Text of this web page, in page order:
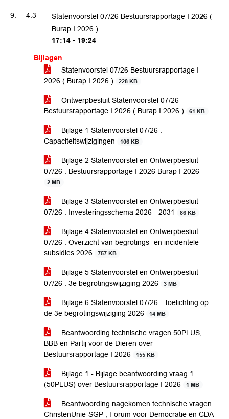
4.3
Statenvoorstel 07/26 Bestuursrapportage I 2026 (
Burap I 2026 )
17:14 - 19:24
Bijlagen
Statenvoorstel 07/26 Bestuursrapportage I
2026 ( Burap I 2026 )
228 KB
Ontwerpbesluit Statenvoorstel 07/26
Bestuursrapportage I 2026 ( Burap I 2026 )
61 KB
Bijlage 1 Statenvoorstel 07/26 :
Capaciteitswijzigingen
106 KB
Bijlage 2 Statenvoorstel en Ontwerpbesluit
07/26 : Bestuursrapportage I 2026 Burap I 2026
2 MB
Bijlage 3 Statenvoorstel en Ontwerpbesluit
07/26 : Investeringsschema 2026 - 2031
86 KB
Bijlage 4 Statenvoorstel en Ontwerpbesluit
07/26 : Overzicht van begrotings- en incidentele
subsidies 2026
757 KB
Bijlage 5 Statenvoorstel en Ontwerpbesluit
07/26 : 3e begrotingswijziging 2026
3 MB
Bijlage 6 Statenvoorstel 07/26 : Toelichting op
de 3e begrotingswijziging 2026
14 MB
Beantwoording technische vragen 50PLUS,
BBB en Partij voor de Dieren over
Bestuursrapportage I 2026
155 KB
Bijlage 1 - Bijlage beantwoording vraag 1
(50PLUS) over Bestuursrapportage I 2026
1 MB
Beantwoording nagekomen technische vragen
ChristenUnie-SGP , Forum voor Democratie en CDA